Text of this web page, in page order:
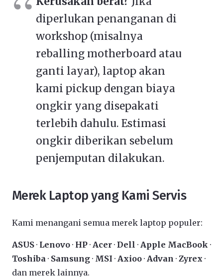
diperlukan penanganan di
workshop (misalnya
reballing motherboard atau
ganti layar), laptop akan
kami pickup dengan biaya
ongkir yang disepakati
terlebih dahulu. Estimasi
ongkir diberikan sebelum
penjemputan dilakukan.
Merek Laptop yang Kami Servis
Kami menangani semua merek laptop populer:
ASUS · Lenovo · HP · Acer · Dell · Apple MacBook ·
Toshiba · Samsung · MSI · Axioo · Advan · Zyrex ·
dan merek lainnya.